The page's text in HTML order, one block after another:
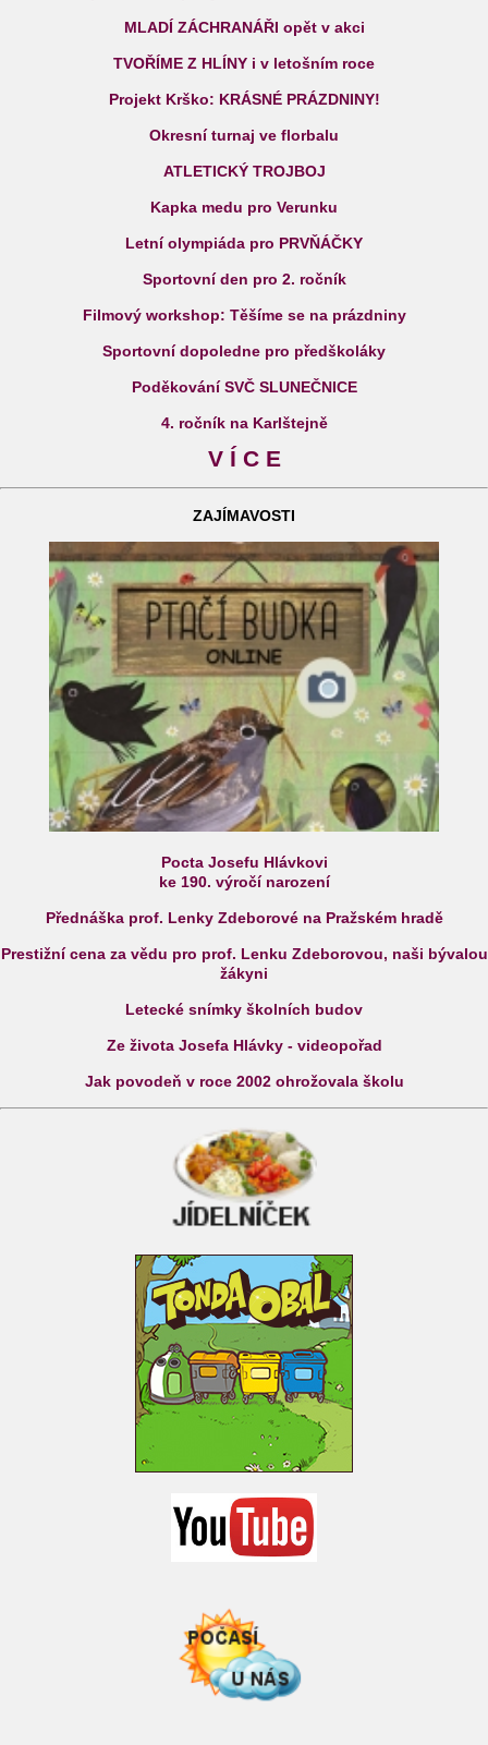
MLADÍ ZÁCHRANÁŘI opět v akci
TVOŘÍME Z HLÍNY i v letošním roce
Projekt Krško: KRÁSNÉ PRÁZDNINY!
Okresní turnaj ve florbalu
ATLETICKÝ TROJBOJ
Kapka medu pro Verunku
Letní olympiáda pro PRVŇÁČKY
Sportovní den pro 2. ročník
Filmový workshop: Těšíme se na prázdniny
Sportovní dopoledne pro předškoláky
Poděkování SVČ SLUNEČNICE
4. ročník na Karlštejně
V Í C E
ZAJÍMAVOSTI
Pocta Josefu Hlávkovi
ke 190. výročí narození
Přednáška prof. Lenky Zdeborové na Pražském hradě
Prestižní cena za vědu pro prof. Lenku Zdeborovou, naši bývalou
žákyni
Letecké snímky školních budov
Ze života Josefa Hlávky - videopořad
Jak povodeň v roce 2002 ohrožovala školu